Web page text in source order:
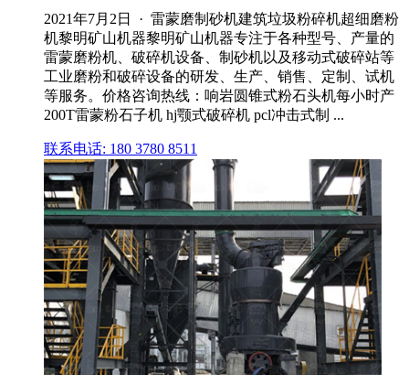
2021年7月2日 · 雷蒙磨制砂机建筑垃圾粉碎机超细磨粉
机黎明矿山机器黎明矿山机器专注于各种型号、产量的
雷蒙磨粉机、破碎机设备、制砂机以及移动式破碎站等
工业磨粉和破碎设备的研发、生产、销售、定制、试机
等服务。价格咨询热线：响岩圆锥式粉石头机每小时产
200T雷蒙粉石子机 hj颚式破碎机 pcl冲击式制 ...
联系电话: 180 3780 8511